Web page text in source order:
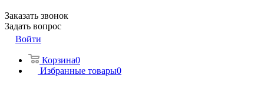
Заказать звонок
Задать вопрос
Войти
Корзина0
Избранные товары0